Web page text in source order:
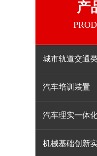
产
城市轨道交通
汽车培训装置
汽车理实一体
机械基础创新